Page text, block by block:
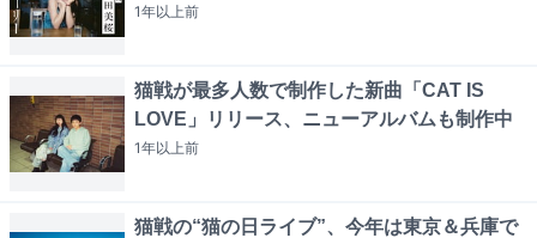
1年以上前
猫戦が最多人数で制作した新曲「CAT IS
LOVE」リリース、ニューアルバムも制作中
1年以上前
猫戦の“猫の日ライブ”、今年は東京＆兵庫で